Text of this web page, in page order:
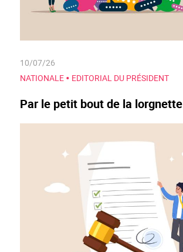
10/07/26
NATIONALE • EDITORIAL DU PRÉSIDENT
Par le petit bout de la lorgnette